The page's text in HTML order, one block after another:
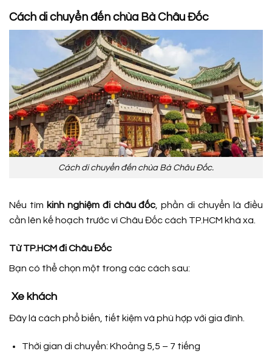
Cách di chuyển đến chùa Bà Châu Đốc
Cách di chuyển đến chùa Bà Châu Đốc.
Nếu tìm kinh nghiệm đi châu đốc , phần di chuyển là điều
cần lên kế hoạch trước vì Châu Đốc cách TP.HCM khá xa.
Từ TP.HCM đi Châu Đốc
Bạn có thể chọn một trong các cách sau:
Xe khách
Đây là cách phổ biến, tiết kiệm và phù hợp với gia đình.
Thời gian di chuyển: Khoảng 5,5 – 7 tiếng